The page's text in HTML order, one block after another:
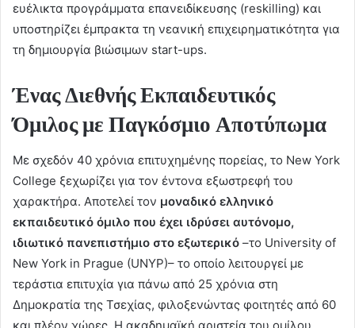
ευέλικτα προγράμματα επανειδίκευσης (reskilling) και
υποστηρίζει έμπρακτα τη νεανική επιχειρηματικότητα για
τη δημιουργία βιώσιμων start-ups.
Ένας Διεθνής Εκπαιδευτικός
Όμιλος με Παγκόσμιο Αποτύπωμα
Με σχεδόν 40 χρόνια επιτυχημένης πορείας, το New York
College ξεχωρίζει για τον έντονα εξωστρεφή του
χαρακτήρα. Αποτελεί τον μοναδικό ελληνικό
εκπαιδευτικό όμιλο που έχει ιδρύσει αυτόνομο,
ιδιωτικό πανεπιστήμιο στο εξωτερικό –το University of
New York in Prague (UNYP)– το οποίο λειτουργεί με
τεράστια επιτυχία για πάνω από 25 χρόνια στη
Δημοκρατία της Τσεχίας, φιλοξενώντας φοιτητές από 60
και πλέον χώρες. Η ακαδημαϊκή αριστεία του ομίλου